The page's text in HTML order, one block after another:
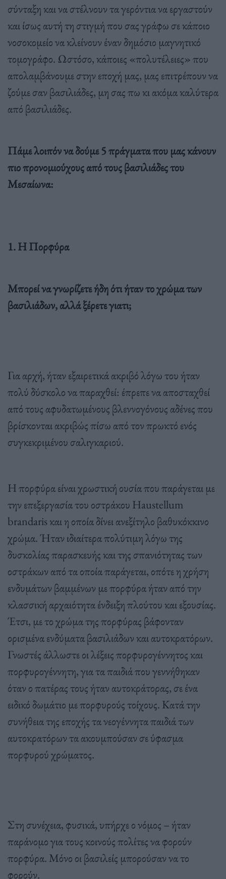
σύνταξη και να στέλνουν τα γερόντια να εργαστούν
και ίσως αυτή τη στιγμή που σας γράφω σε κάποιο
νοσοκομείο να κλείνουν έναν δημόσιο μαγνητικό
τομογράφο. Ωστόσο, κάποιες «πολυτέλειες» που
απολαμβάνουμε στην εποχή μας, μας επιτρέπουν να
ζούμε σαν βασιλιάδες, μη σας πω κι ακόμα καλύτερα
από βασιλιάδες.
Πάμε λοιπόν να δούμε 5 πράγματα που μας κάνουν
πιο προνομιούχους από τους βασιλιάδες του
Μεσαίωνα:
1. Η Πορφύρα
Μπορεί να γνωρίζετε ήδη ότι ήταν το χρώμα των
βασιλιάδων, αλλά ξέρετε γιατι;
Για αρχή, ήταν εξαιρετικά ακριβό λόγω του ήταν
πολύ δύσκολο να παραχθεί: έπρεπε να αποσταχθεί
από τους αφυδατωμένους βλεννογόνους αδένες που
βρίσκονται ακριβώς πίσω από τον πρωκτό ενός
συγκεκριμένου σαλιγκαριού.
Η πορφύρα είναι χρωστική ουσία που παράγεται με
την επεξεργασία του οστράκου Haustellum
brandaris και η οποία δίνει ανεξίτηλο βαθυκόκκινο
χρώμα. Ήταν ιδιαίτερα πολύτιμη λόγω της
δυσκολίας παρασκευής και της σπανιότητας των
οστράκων από τα οποία παράγεται, οπότε η χρήση
ενδυμάτων βαμμένων με πορφύρα ήταν από την
κλασσική αρχαιότητα ένδειξη πλούτου και εξουσίας.
Έτσι, με το χρώμα της πορφύρας βάφονταν
ορισμένα ενδύματα βασιλιάδων και αυτοκρατόρων.
Γνωστές άλλωστε οι λέξεις πορφυρογέννητος και
πορφυρογέννητη, για τα παιδιά που γεννήθηκαν
όταν ο πατέρας τους ήταν αυτοκράτορας, σε ένα
ειδικό δωμάτιο με πορφυρούς τοίχους. Κατά την
συνήθεια της εποχής τα νεογέννητα παιδιά των
αυτοκρατόρων τα ακουμπούσαν σε ύφασμα
πορφυρού χρώματος.
Στη συνέχεια, φυσικά, υπήρχε ο νόμος – ήταν
παράνομο για τους κοινούς πολίτες να φορούν
πορφύρα. Μόνο οι βασιλείς μπορούσαν να το
φορούν.